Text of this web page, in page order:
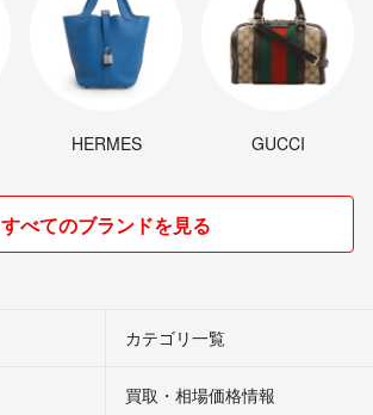
HERMES GUCCI
すべてのブランドを見る
カテゴリ一覧
買取・相場価格情報